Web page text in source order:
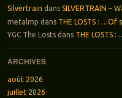
Silvertrain dans SILVERTRAIN –
metalmp dans THE LOSTS : …Of
YGC The Lostsdans THE LOSTS
ARCHIVES
août 2026
juillet 2026